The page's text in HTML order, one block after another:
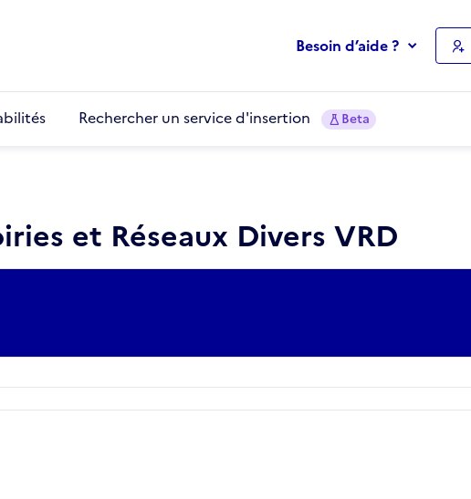
Besoin d’aide ?
Rechercher un service d'insertion Beta
et Réseaux Divers VRD